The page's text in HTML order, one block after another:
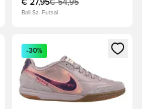
€ 27,95€ 54,95
Ball Sz. Futsal
loggen of je aan te melden als
Opent een venster om in te
-30%